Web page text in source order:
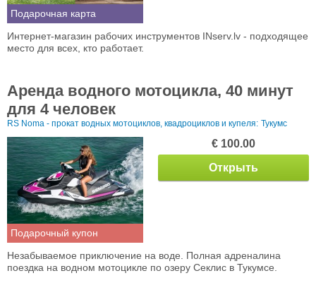
Подарочная карта
Интернет-магазин рабочих инструментов INserv.lv - подходящее
место для всех, кто работает.
Аренда водного мотоцикла, 40 минут
для 4 человек
RS Noma - прокат водных мотоциклов, квадроциклов и купеля: Тукумс
Подарочный купон
€ 100.00
Открыть
Незабываемое приключение на воде. Полная адреналина
поездка на водном мотоцикле по озеру Секлис в Тукумсе.